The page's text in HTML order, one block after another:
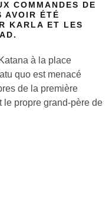
COMMANDES DE
AVOIR ÉTÉ
KARLA ET LES
à la place
quo est menacé
de la première
le propre grand-père de